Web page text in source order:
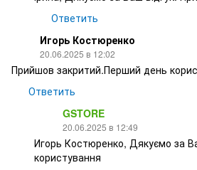
Ответить
Игорь Костюренко
20.06.2025 в 12:02
Прийшов закритий.Перший день
Ответить
GSTORE
20.06.2025 в 12:49
Игорь Костюренко, Дякуємо за
користування